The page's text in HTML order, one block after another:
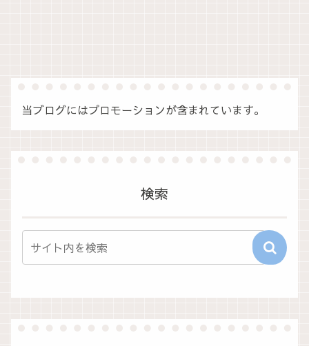
当ブログにはプロモーションが含まれています。
検索